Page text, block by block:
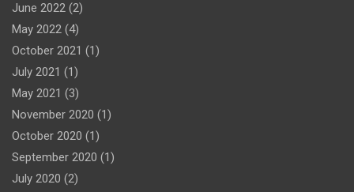
June 2022 (2)
May 2022 (4)
October 2021 (1)
July 2021 (1)
May 2021 (3)
November 2020 (1)
October 2020 (1)
September 2020 (1)
July 2020 (2)